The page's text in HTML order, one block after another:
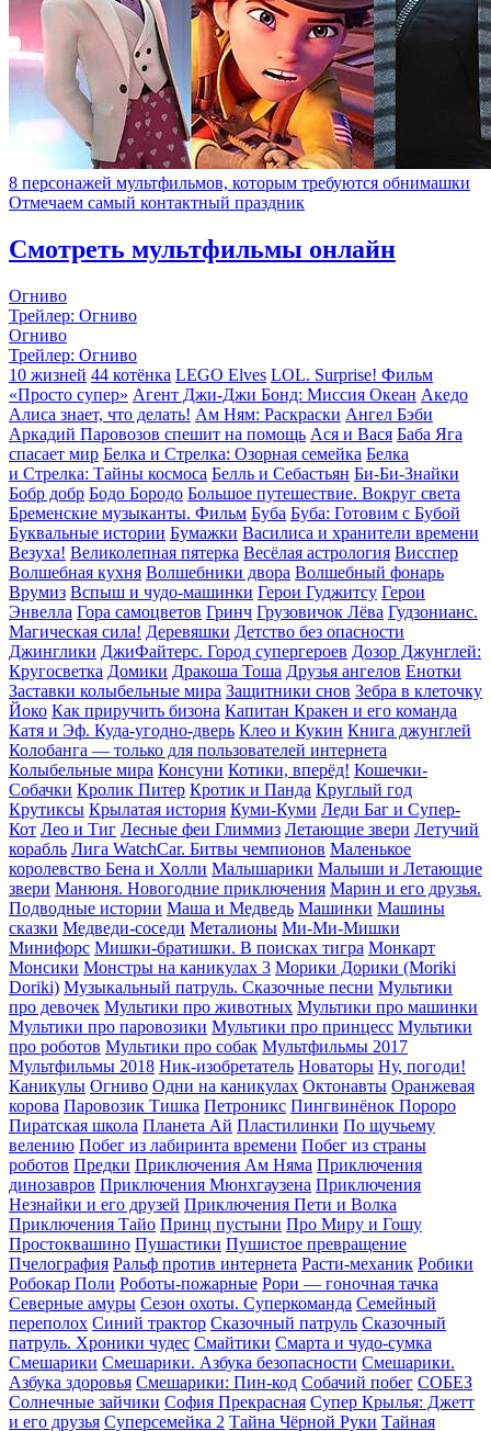
8 персонажей мультфильмов, которым требуются обнимашки
Отмечаем самый контактный праздник
Смотреть мультфильмы онлайн
Огниво
Трейлер: Огниво
Огниво
Трейлер: Огниво
10 жизней 44 котёнка LEGO Elves LOL. Surprise! Фильм
«Просто супер» Агент Джи-Джи Бонд: Миссия Океан Акедо
Алиса знает, что делать! Ам Ням: Раскраски Ангел Бэби
Аркадий Паровозов спешит на помощь Ася и Вася Баба Яга
спасает мир Белка и Стрелка: Озорная семейка Белка
и Стрелка: Тайны космоса Белль и Себастьян Би-Би-Знайки
Бобр добр Бодо Бородо Большое путешествие. Вокруг света
Бременские музыканты. Фильм Буба Буба: Готовим с Бубой
Буквальные истории Бумажки Василиса и хранители времени
Везуха! Великолепная пятерка Весёлая астрология Висспер
Волшебная кухня Волшебники двора Волшебный фонарь
Врумиз Вспыш и чудо-машинки Герои Гуджитсу Герои
Энвелла Гора cамоцветов Гринч Грузовичок Лёва Гудзонианс.
Магическая сила! Деревяшки Детство без опасности
Джинглики ДжиФайтерс. Город супергероев Дозор Джунглей:
Кругосветка Домики Дракоша Тоша Друзья ангелов Енотки
Заставки колыбельные мира Защитники снов Зебра в клеточку
Йоко Как приручить бизона Капитан Кракен и его команда
Катя и Эф. Куда-угодно-дверь Клео и Кукин Книга джунглей
Колобанга — только для пользователей интернета
Колыбельные мира Консуни Котики, вперёд! Кошечки-
Собачки Кролик Питер Кротик и Панда Круглый год
Крутиксы Крылатая история Куми-Куми Леди Баг и Супер-
Кот Лео и Тиг Лесные феи Глиммиз Летающие звери Летучий
корабль Лига WatchCar. Битвы чемпионов Маленькое
королевство Бена и Холли Малышарики Малыши и Летающие
звери Манюня. Новогодние приключения Марин и его друзья.
Подводные истории Маша и Медведь Машинки Машины
сказки Медведи-соседи Металионы Ми-Ми-Мишки
Минифорс Мишки-братишки. В поисках тигра Монкарт
Монсики Монстры на каникулах 3 Морики Дорики (Moriki
Doriki) Музыкальный патруль. Сказочные песни Мультики
про девочек Мультики про животных Мультики про машинки
Мультики про паровозики Мультики про принцесс Мультики
про роботов Мультики про собак Мультфильмы 2017
Мультфильмы 2018 Ник-изобретатель Новаторы Ну, погоди!
Каникулы Огниво Одни на каникулах Октонавты Оранжевая
корова Паровозик Тишка Петроникс Пингвинёнок Пороро
Пиратская школа Планета Aй Пластилинки По щучьему
велению Побег из лабиринта времени Побег из страны
роботов Предки Приключения Ам Няма Приключения
динозавров Приключения Мюнхгаузена Приключения
Незнайки и его друзей Приключения Пети и Волка
Приключения Тайо Принц пустыни Про Миру и Гошу
Простоквашино Пушастики Пушистое превращение
Пчелография Ральф против интернета Расти-механик Робики
Робокар Поли Роботы-пожарные Рори — гоночная тачка
Северные амуры Сезон охоты. Суперкоманда Семейный
переполох Синий трактор Сказочный патруль Сказочный
патруль. Хроники чудес Смайтики Смарта и чудо-сумка
Смешарики Смешарики. Азбука безопасности Смешарики.
Азбука здоровья Смешарики: Пин-код Собачий побег СОБЕЗ
Солнечные зайчики София Прекрасная Супер Крылья: Джетт
и его друзья Суперсемейка 2 Тайна Чёрной Руки Тайная